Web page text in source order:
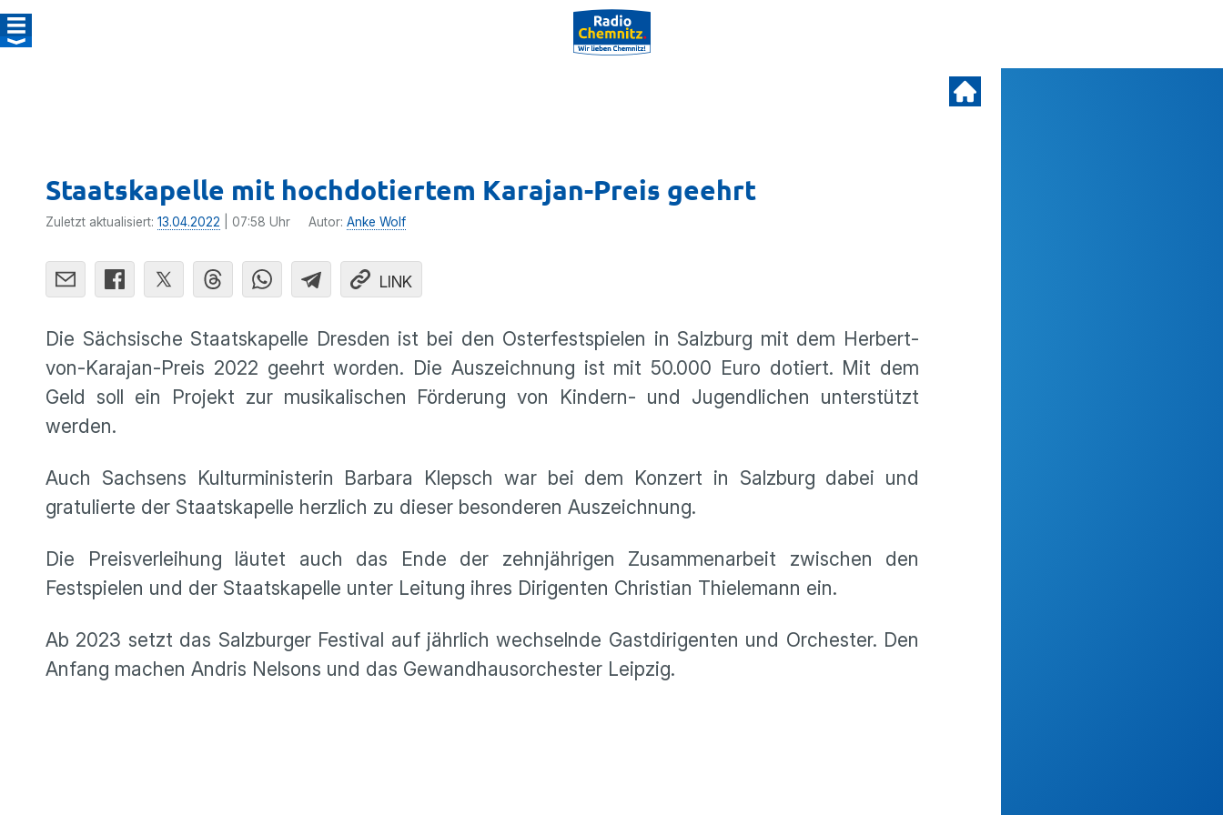
Staatskapelle mit hochdotiertem Karajan-Preis geehrt
Zuletzt aktualisiert: 13.04.2022 | 07:58 Uhr Autor: Anke Wolf
LINK
Die Sächsische Staatskapelle Dresden ist bei den Osterfestspielen in Salzburg mit dem Herbert-
von-Karajan-Preis 2022 geehrt worden. Die Auszeichnung ist mit 50.000 Euro dotiert. Mit dem
Geld soll ein Projekt zur musikalischen Förderung von Kindern- und Jugendlichen unterstützt
werden.
Auch Sachsens Kulturministerin Barbara Klepsch war bei dem Konzert in Salzburg dabei und
gratulierte der Staatskapelle herzlich zu dieser besonderen Auszeichnung.
Die Preisverleihung läutet auch das Ende der zehnjährigen Zusammenarbeit zwischen den
Festspielen und der Staatskapelle unter Leitung ihres Dirigenten Christian Thielemann ein.
Ab 2023 setzt das Salzburger Festival auf jährlich wechselnde Gastdirigenten und Orchester. Den
Anfang machen Andris Nelsons und das Gewandhausorchester Leipzig.